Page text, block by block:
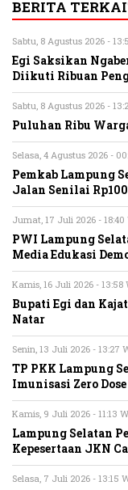
BERITA
Sabtu, 8 Agustus 2026 -
Egi Saksikan
Diikuti Ribuan
Sabtu, 8 Agustus 2026 -
Puluhan Ribu
Selasa, 4 Agustus 2026 -
Pemkab Lampung
Jalan Senilai
Jumat, 17 Juli 2026 - 18:40
PWI Lampung
Media Edukasi
Kamis, 16 Juli 2026 - 13:58
Bupati Egi dan
Natar
Senin, 13 Juli 2026 - 13:27
TP PKK Lampung
Imunisasi Zero
Kamis, 9 Juli 2026 - 11:13
Lampung Selatan
Kepesertaan JKN
Selasa, 7 Juli 2026 - 13:15